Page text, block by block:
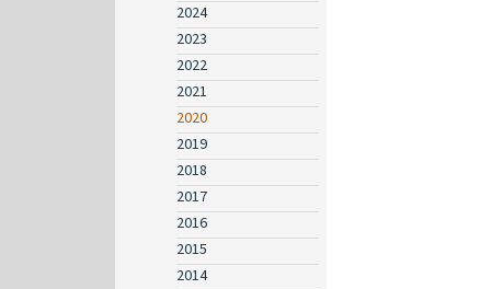
2024
2023
2022
2021
2020
2019
2018
2017
2016
2015
2014